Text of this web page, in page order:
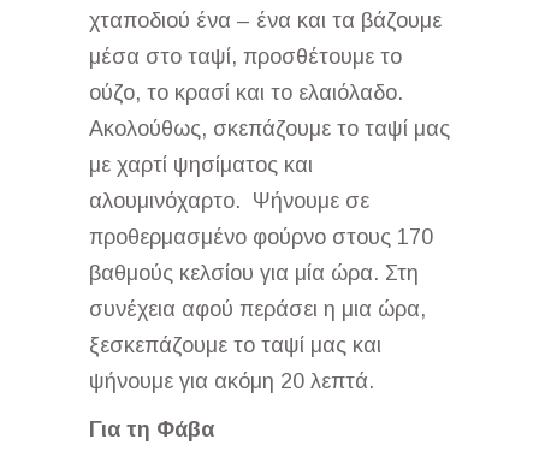
χταποδιού ένα – ένα και τα βάζουμε
μέσα στο ταψί, προσθέτουμε το
ούζο, το κρασί και το ελαιόλαδο.
Ακολούθως, σκεπάζουμε το ταψί μας
με χαρτί ψησίματος και
αλουμινόχαρτο. Ψήνουμε σε
προθερμασμένο φούρνο στους 170
βαθμούς κελσίου για μία ώρα. Στη
συνέχεια αφού περάσει η μια ώρα,
ξεσκεπάζουμε το ταψί μας και
ψήνουμε για ακόμη 20 λεπτά.
Για τη Φάβα